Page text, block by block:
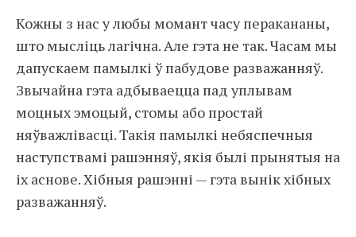
Кожны з нас у любы момант часу перакананы,
што мысліць лагічна. Але гэта не так. Часам мы
дапускаем памылкі ў пабудове разважанняў.
Звычайна гэта адбываецца пад уплывам
моцных эмоцый, стомы або простай
няўважлівасці. Такія памылкі небяспечныя
наступствамі рашэнняў, якія былі прынятыя на
іх аснове. Хібныя рашэнні — гэта вынік хібных
разважанняў.